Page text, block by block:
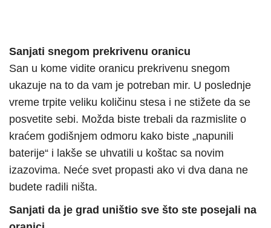
Sanjati snegom prekrivenu oranicu
San u kome vidite oranicu prekrivenu snegom
ukazuje na to da vam je potreban mir. U poslednje
vreme trpite veliku količinu stesa i ne stižete da se
posvetite sebi. Možda biste trebali da razmislite o
kraćem godišnjem odmoru kako biste „napunili
baterije“ i lakše se uhvatili u koštac sa novim
izazovima. Neće svet propasti ako vi dva dana ne
budete radili ništa.
Sanjati da je grad uništio sve što ste posejali na